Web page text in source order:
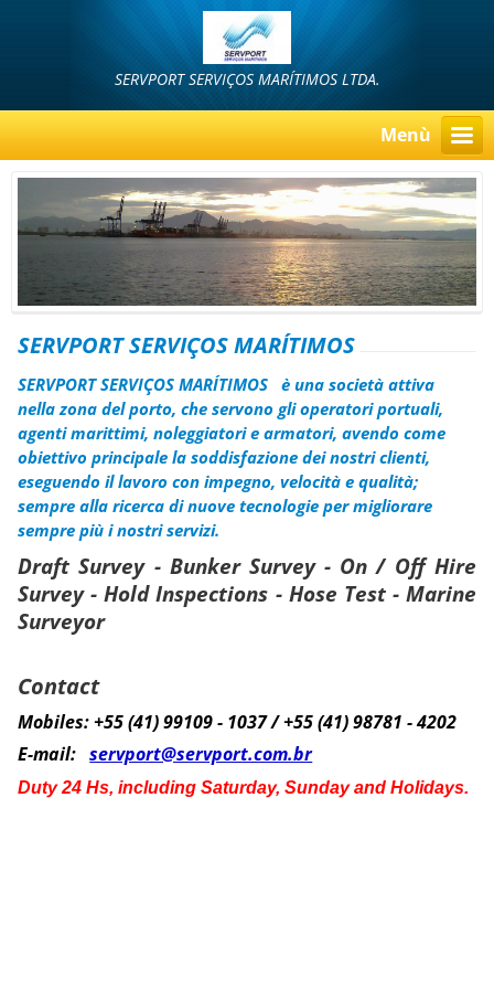
SERVPORT SERVIÇOS MARÍTIMOS LTDA.
Menù
SERVPORT SERVIÇOS MARÍTIMOS
SERVPORT SERVIÇOS MARÍTIMOS è una società attiva
nella zona del porto, che servono gli operatori portuali,
agenti marittimi, noleggiatori e armatori, avendo come
obiettivo principale la soddisfazione dei nostri clienti,
eseguendo il lavoro con impegno, velocità e qualità;
sempre alla ricerca di nuove tecnologie per migliorare
sempre più i nostri servizi.
Draft Survey - Bunker Survey - On / Off Hire
Survey - Hold Inspections - Hose Test - Marine
Surveyor
Contact
Mobiles: +55 (41) 99109 - 1037 / +55 (41) 98781 - 4202
E-mail: servport@servport.com.br
Duty 24 Hs, including Saturday, Sunday and Holidays.